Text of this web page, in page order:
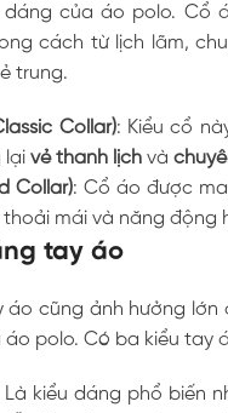
dáng của áo polo. Cổ
cách từ lịch lãm,
trung.
Collar): Kiểu cổ
lạivẻ thanh lịch và
Collar): Cổ áo được
mái và năng động
tay áo
áo cũng ảnh hưởng lớn
polo. Có ba kiểu tay
Là kiểu dáng phổ biến